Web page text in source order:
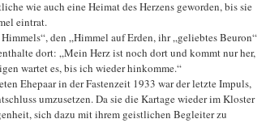
wie auch eine Heimat des Herzens geworden, bis sie
eintrat.
den „Himmel auf Erden, ihr „geliebtes Beuron“
dort: „Mein Herz ist noch dort und kommt nur her,
wartet es, bis ich wieder hinkomme.“
Ehepaar in der Fastenzeit 1933 war der letzte Impuls,
umzusetzen. Da sie die Kartage wieder im Kloster
sich dazu mit ihrem geistlichen Begleiter zu